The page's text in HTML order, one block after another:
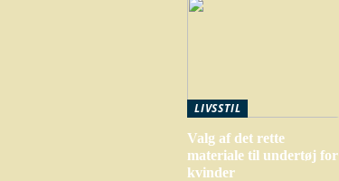
LIVSSTIL
Valg af det rette
materiale til undertøj for
kvinder